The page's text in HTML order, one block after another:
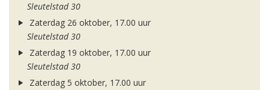
Sleutelstad 30
Zaterdag 26 oktober, 17.00 uur
Sleutelstad 30
Zaterdag 19 oktober, 17.00 uur
Sleutelstad 30
Zaterdag 5 oktober, 17.00 uur